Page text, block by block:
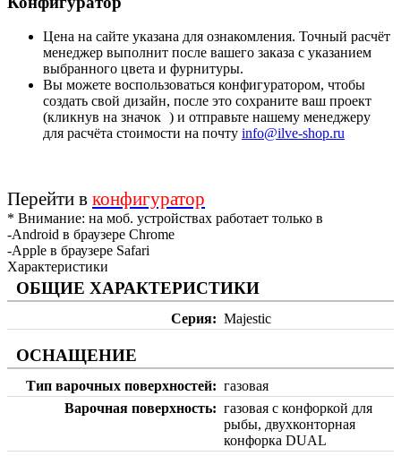
Цена на сайте указана для ознакомления. Точный расчёт
менеджер выполнит после вашего заказа с указанием
выбранного цвета и фурнитуры.
Вы можете воспользоваться конфигуратором, чтобы
создать свой дизайн, после это сохраните ваш проект
(кликнув на значок ) и отправьте нашему менеджеру
для расчёта стоимости на почту info@ilve-shop.ru
Перейти в конфигуратор
* Внимание: на моб. устройствах работает только в
-Android в браузере Chrome
-Apple в браузере Safari
Характеристики
ОБЩИЕ ХАРАКТЕРИСТИКИ
Серия Majestic
ОСНАЩЕНИЕ
Тип варочных поверхностей
газовая
Варочная поверхность
газовая с конфоркой для
рыбы, двухконторная
конфорка DUAL